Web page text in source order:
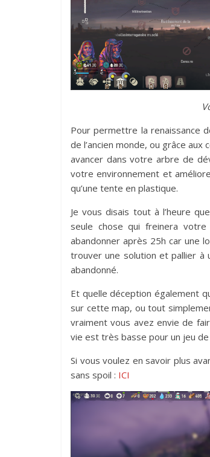
Pour permettre la renaissance
de l’ancien monde, ou grâce
avancer dans votre arbre de
votre environnement et
qu’une tente en plastique.
Je vous disais tout à l’heure
seule chose qui freinera votre
abandonner après 25h car une
trouver une solution et pallier à
abandonné.
Et quelle déception également
sur cette map, ou tout
vraiment vous avez envie de
vie est très basse pour un jeu
Si vous voulez en savoir plus
sans spoil : ICI